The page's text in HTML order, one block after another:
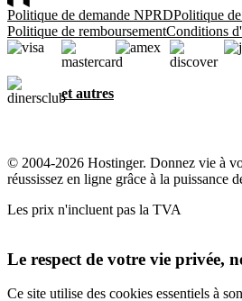
Politique de demande NPRDPolitique
Politique de remboursementConditions
et autres
© 2004-2026 Hostinger. Donnez vie à
réussissez en ligne grâce à la puissance
Les prix n'incluent pas la TVA
Le respect de votre vie privée,
Ce site utilise des cookies essentiels à